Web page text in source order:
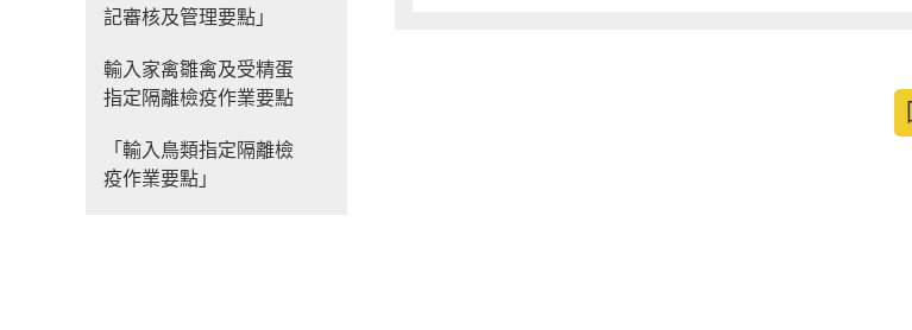
記審核及管理要點」
輸入家禽雛禽及受精蛋
指定隔離檢疫作業要點
「輸入鳥類指定隔離檢
疫作業要點」